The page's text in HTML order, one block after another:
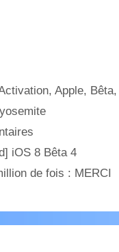
,Apple, Bêta,
yosemite
iOS 8 Bêta 4
de fois : MERCI